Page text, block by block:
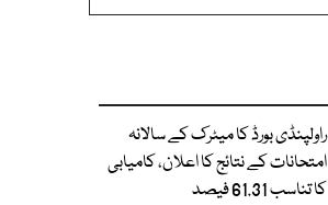
راولپنڈی بورڈ کا میٹرک کے سالانہ
امتحانات کے نتائج کا اعلان، کامیابی
کا تناسب 61.31 فیصد